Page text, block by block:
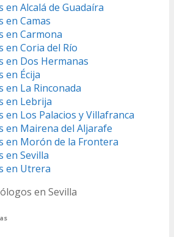
en Alcalá de Guadaíra
en Camas
en Carmona
en Coria del Río
en Dos Hermanas
en Écija
en La Rinconada
en Lebrija
en Los Palacios y Villafranca
en Mairena del Aljarafe
en Morón de la Frontera
en Sevilla
en Utrera
en Sevilla